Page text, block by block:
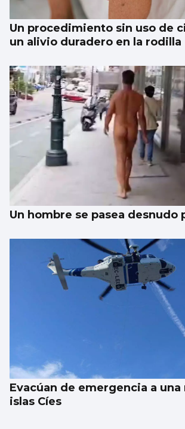
Un procedimiento sin uso de
un alivio duradero en la rodilla
Un hombre se pasea desnudo
Evacúan de emergencia a
islas Cíes